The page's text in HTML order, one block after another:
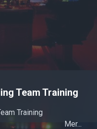
Team Training
Training
Mer...